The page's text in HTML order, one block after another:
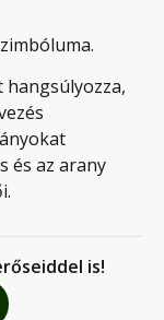
hangsúlyozza,
és az arany
is!